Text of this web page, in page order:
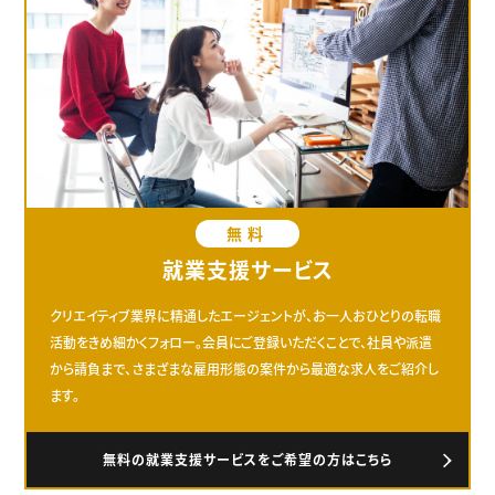
無料
就業支援サービス
クリエイティブ業界に精通したエージェントが、お一人おひとりの転職
活動をきめ細かくフォロー。会員にご登録いただくことで、社員や派遣
から請負まで、さまざまな雇用形態の案件から最適な求人をご紹介し
ます。
無料の就業支援サービスをご希望の方はこちら